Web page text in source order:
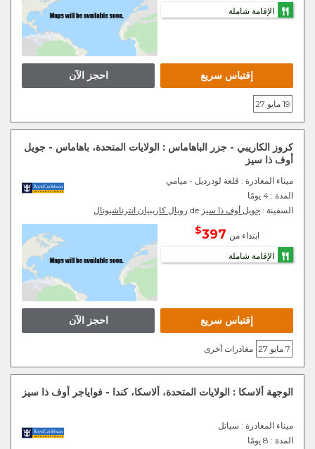
الإقامة شاملة
احجز الآن إقتباس سريع
19 مايو 27
كروز الكاريبي - جزر الباهاماس : الولايات المتحدة، باهاماس - جويل
أوف ذا سيز
ميناء المغادرة : قلعة لودرديل - ميامي
المدة : 4 يومًا
السفينة : جويل أوف ذا سيز رويال كاريبيان انترناشيونال
ابتداء من 397
$
الإقامة شاملة
احجز الآن إقتباس سريع
7 مايو 27 مغادرات أخرى
الوجهة ألاسكا : الولايات المتحدة، ألاسكا، كندا - فواياجر أوف ذا سيز
ميناء المغادرة : سياتل
المدة : 8 يومًا